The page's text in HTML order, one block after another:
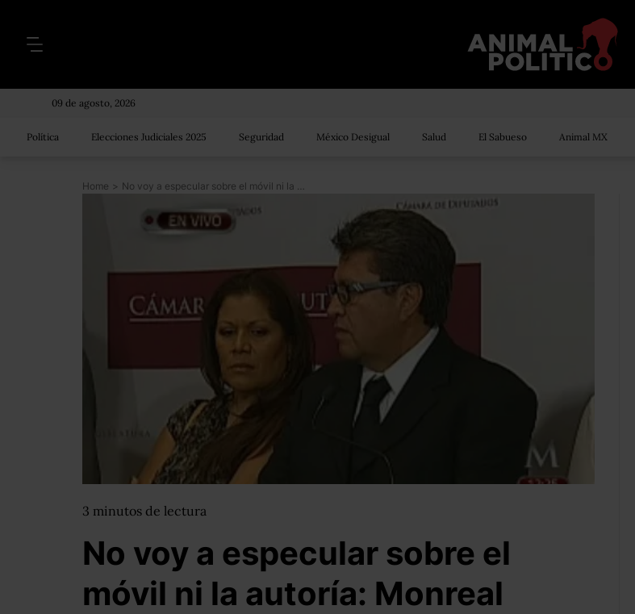
09 de agosto, 2026
Política Elecciones Judiciales 2025 Seguridad México Desigual Salud El Sabueso Animal MX
Home > No voy a especular sobre el móvil ni la autoría: Monreal
3 minutos de lectura
No voy a especular sobre el
móvil ni la autoría: Monreal